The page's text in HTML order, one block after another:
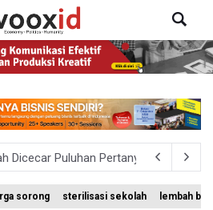
Dicecar Puluhan Pertanyaan Saat
Tidak Hormat 66 Kepala
sorong sterilisasi sekolah lembah